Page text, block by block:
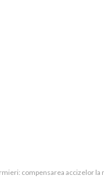
compensarea accizelor la